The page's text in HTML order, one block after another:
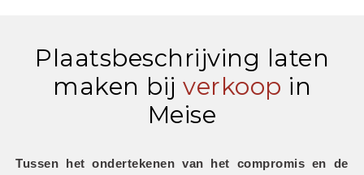
Plaatsbeschrijving laten
maken bij verkoop in
Meise
Tussen het ondertekenen van het compromis en de